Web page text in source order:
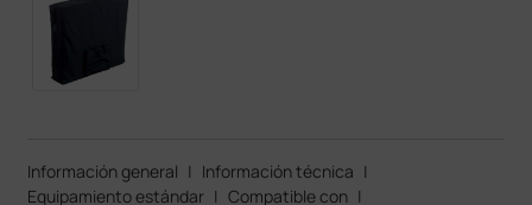
Información general | Información técnica |
Equipamiento estándar | Compatible con |